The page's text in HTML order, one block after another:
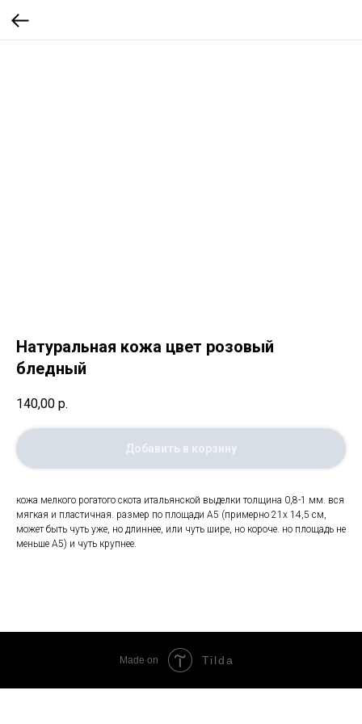
Натуральная кожа цвет розовый
бледный
140,00 р.
Добавить в корзину
кожа мелкого рогатого скота итальянской выделки толщина 0,8-1 мм. вся
мягкая и пластичная. размер по площади А5 (примерно 21х 14,5 см,
может быть чуть уже, но длиннее, или чуть шире, но короче. но площадь не
меньше А5) и чуть крупнее.
Made on Tilda